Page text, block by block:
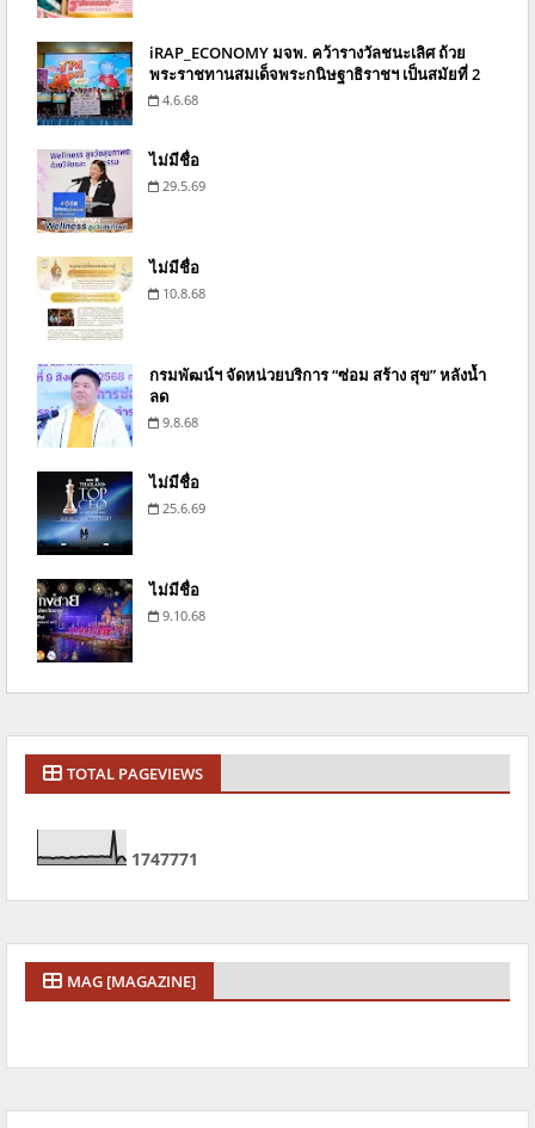
iRAP_ECONOMY มจพ. คว้ารางวัลชนะเลิศ ถ้วย
พระราชทานสมเด็จพระกนิษฐาธิราชฯ เป็นสมัยที่ 2
4.6.68
ไม่มีชื่อ
29.5.69
ไม่มีชื่อ
10.8.68
กรมพัฒน์ฯ จัดหน่วยบริการ “ซ่อม สร้าง สุข” หลังน้ำ
ลด
9.8.68
ไม่มีชื่อ
25.6.69
ไม่มีชื่อ
9.10.68
TOTAL PAGEVIEWS
1747771
MAG [MAGAZINE]